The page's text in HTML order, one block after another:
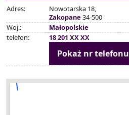
Adres:
Nowotarska 18,
Zakopane 34-500
Woj.:
Małopolskie
telefon:
18 201 XX XX
Pokaż nr telefonu